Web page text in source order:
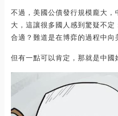
不過，美國公債發行規模龐大，
大，這讓很多國人感到驚疑不
合適？難道是在博弈的過程中向
但有一點可以肯定，那就是中國